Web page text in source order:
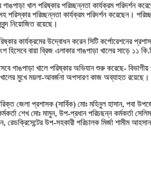
খাল পরিষ্কার পরিচ্ছন্নতা কার্যক্রম পরিদর্শন
পরিস্কার পরিচ্ছন্নতা কার্যক্রম পরিদর্শন করেছেন।
নিয়োজিত রয়েছে।
কার্যক্রমের উদ্বোধন করেন সিটি কর্পোরেশনের
বায়া ব্রিজ এলাকার গাঙপাড়া খালের সাড়ে ১১
গাঙপাড়া খালে পরিষ্কার অভিযান শুরু করেছে-
মুখে ময়লা-আবর্জনা অপসারণ কাজ অব্যাহত
জেলা প্রশাসক (সার্বিক) মোঃ মহিনুল হাসান, পবা
শেখ মোঃ মামুন, উপ-প্রধান পরিচছন্ন কর্মকর্তা
উপ-সহকারী পরিচালক মির্জা শামীম